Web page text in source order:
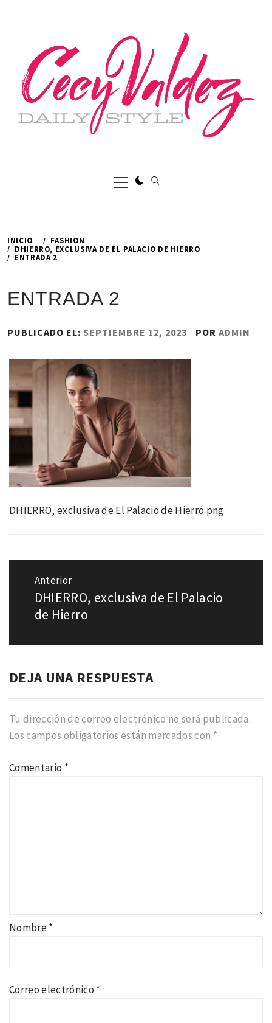
Menú
principal
INICIO
FASHION
DHIERRO, EXCLUSIVA DE EL PALACIO DE HIERRO
ENTRADA 2
ENTRADA 2
PUBLICADO EL: SEPTIEMBRE 12, 2023 POR ADMIN
DHIERRO, exclusiva de El Palacio de Hierro.png
Navegación
entradas
Anterior
Entrada
anterior:
DHIERRO, exclusiva de El Palacio
de Hierro
DEJA UNA RESPUESTA
Tu dirección de correo electrónico no será publicada.
Los campos obligatorios están marcados con *
Comentario *
Nombre*
Correo electrónico *